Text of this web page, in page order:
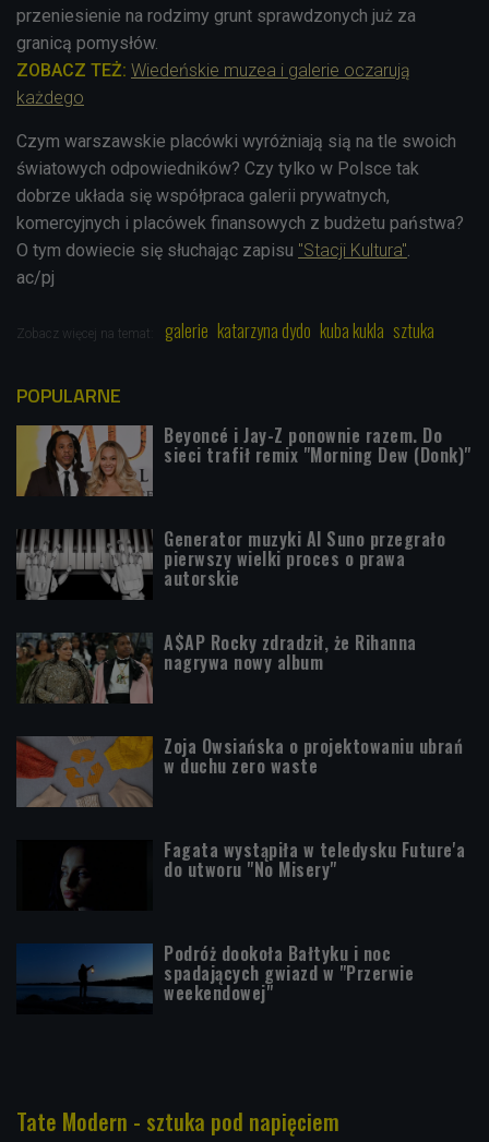
przeniesienie na rodzimy grunt sprawdzonych już za
granicą pomysłów.
ZOBACZ TEŻ: Wiedeńskie muzea i galerie oczarują
każdego
Czym warszawskie placówki wyróżniają sią na tle swoich
światowych odpowiedników? Czy tylko w Polsce tak
dobrze układa się współpraca galerii prywatnych,
komercyjnych i placówek finansowych z budżetu państwa?
O tym dowiecie się słuchając zapisu "Stacji Kultura".
ac/pj
Zobacz więcej na temat: galerie katarzyna dydo kuba kukla sztuka
POPULARNE
Beyoncé i Jay-Z ponownie razem. Do
sieci trafił remix "Morning Dew (Donk)"
Generator muzyki AI Suno przegrało
pierwszy wielki proces o prawa
autorskie
A$AP Rocky zdradził, że Rihanna
nagrywa nowy album
Zoja Owsiańska o projektowaniu ubrań
w duchu zero waste
Fagata wystąpiła w teledysku Future'a
do utworu "No Misery"
Podróż dookoła Bałtyku i noc
spadających gwiazd w "Przerwie
weekendowej"
Tate Modern - sztuka pod napięciem